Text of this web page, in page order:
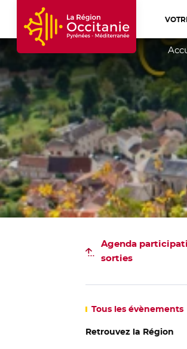
Accueil Région
Agenda
sorties
Tous les évènements
Retrouvez la Région